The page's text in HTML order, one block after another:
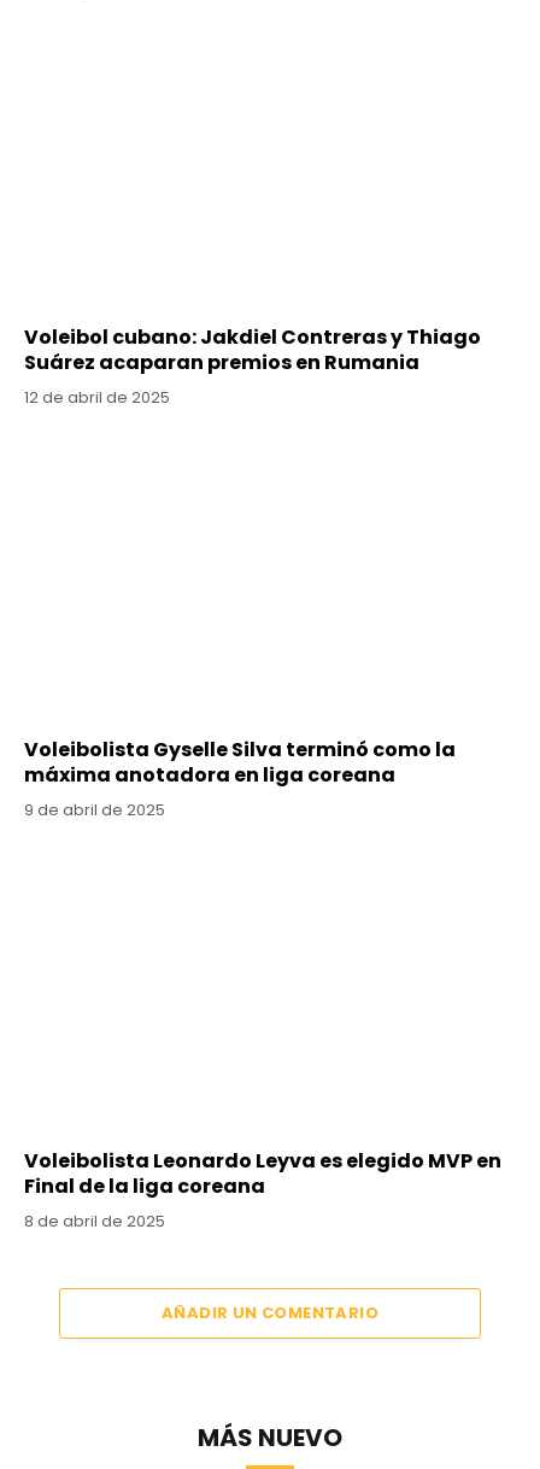
Voleibol cubano: Jakdiel Contreras y Thiago
Suárez acaparan premios en Rumania
12 de abril de 2025
Voleibolista Gyselle Silva terminó como la
máxima anotadora en liga coreana
9 de abril de 2025
Voleibolista Leonardo Leyva es elegido MVP en
Final de la liga coreana
8 de abril de 2025
AÑADIR UN COMENTARIO
MÁS NUEVO